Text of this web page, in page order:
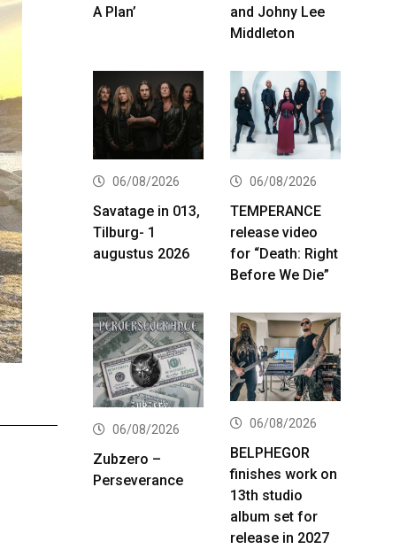
A Plan’
and Johny Lee
Middleton
06/08/2026
Savatage in 013,
Tilburg- 1
augustus 2026
06/08/2026
TEMPERANCE
release video
for “Death: Right
Before We Die”
06/08/2026
Zubzero –
Perseverance
06/08/2026
BELPHEGOR
finishes work on
13th studio
album set for
release in 2027